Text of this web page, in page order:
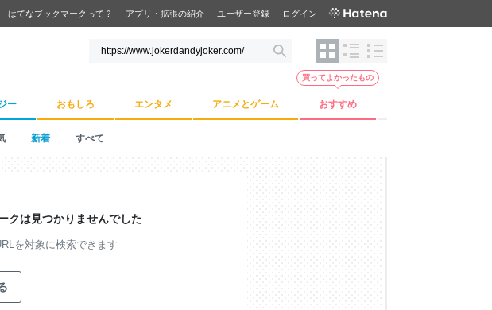
はてなブックマークって？ アプリ・拡張の紹介 ユーザー登録 ログイン
ー おもしろ エンタメ アニメとゲーム おすすめ
買ってよかったもの
新着 すべて
クは見つかりませんでした
を対象に検索できます